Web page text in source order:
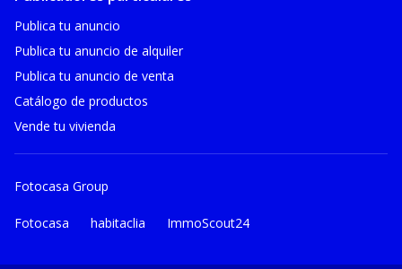
Publica tu anuncio
Publica tu anuncio de alquiler
Publica tu anuncio de venta
Catálogo de productos
Vende tu vivienda
Fotocasa Group
Fotocasa habitaclia ImmoScout24